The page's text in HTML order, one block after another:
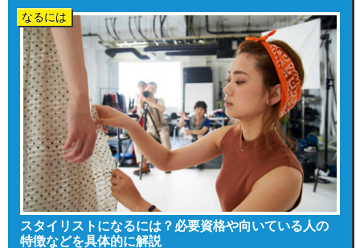
なるには
スタイリストになるには？必要資格や向いている人の
特徴などを具体的に解説